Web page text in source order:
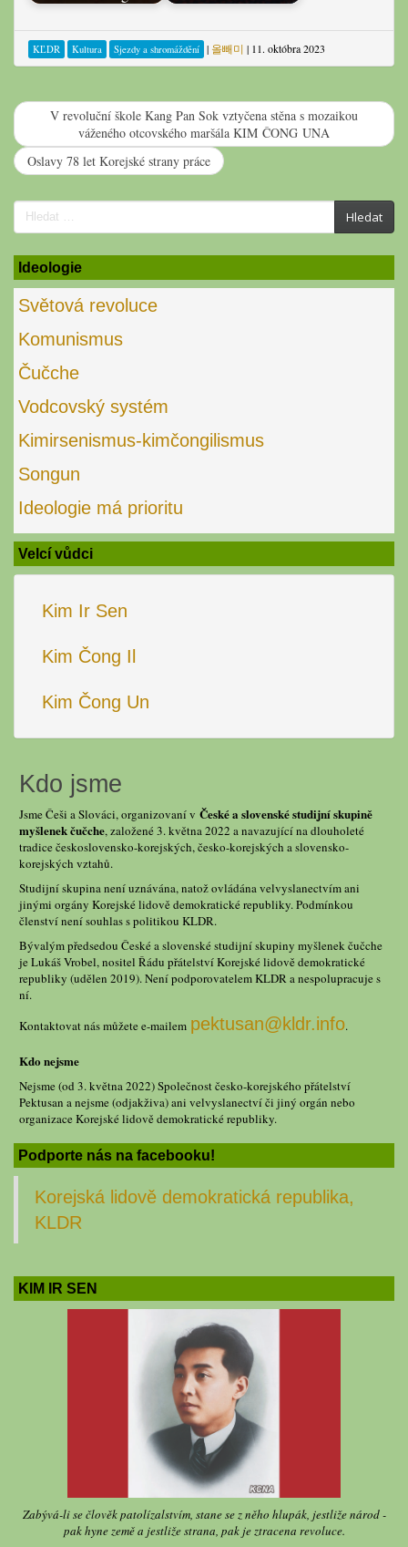
KĽDR Kultura Sjezdy a shromáždění | 올빼미 | 11. októbra 2023
V revoluční škole Kang Pan Sok vztyčena stěna s mozaikou
váženého otcovského maršála KIM ČONG UNA
Oslavy 78 let Korejské strany práce
Search
for:
Hledat
Ideologie
Světová revoluce
Komunismus
Čučche
Vodcovský systém
Kimirsenismus-kimčongilismus
Songun
Ideologie má prioritu
Velcí vůdci
Kim Ir Sen
Kim Čong Il
Kim Čong Un
Kdo jsme
Jsme Češi a Slováci, organizovaní v České a slovenské studijní skupině
myšlenek čučche, založené 3. května 2022 a navazující na dlouholeté
tradice československo-korejských, česko-korejských a slovensko-
korejských vztahů.
Studijní skupina není uznávána, natož ovládána velvyslanectvím ani
jinými orgány Korejské lidově demokratické republiky. Podmínkou
členství není souhlas s politikou KLDR.
Bývalým předsedou České a slovenské studijní skupiny myšlenek čučche
je Lukáš Vrobel, nositel Řádu přátelství Korejské lidově demokratické
republiky (udělen 2019). Není podporovatelem KLDR a nespolupracuje s
ní.
Kontaktovat nás můžete e-mailem pektusan@kldr.info.
Kdo nejsme
Nejsme (od 3. května 2022) Společnost česko-korejského přátelství
Pektusan a nejsme (odjakživa) ani velvyslanectví či jiný orgán nebo
organizace Korejské lidově demokratické republiky.
Podporte nás na facebooku!
Korejská lidově demokratická republika,
KLDR
KIM IR SEN
Zabývá-li se člověk patolízalstvím, stane se z něho hlupák, jestliže národ -
pak hyne země a jestliže strana, pak je ztracena revoluce.